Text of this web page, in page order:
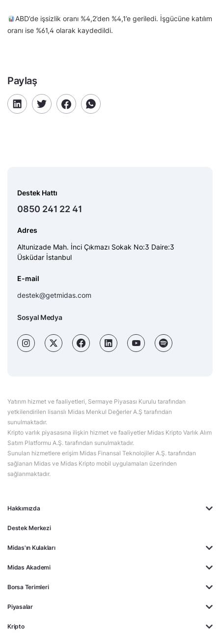
ABD’de işsizlik oranı %4,2’den %4,1’e geriledi. İşgücüne katılım
oranı ise %61,4 olarak kaydedildi.
Paylaş
Hakkımızda
Destek Merkezi
Midas'ın Kulakları
Midas Akademi
Borsa Terimleri
Piyasalar
Kripto
Destek Hattı
0850 241 22 41
Adres
Altunizade Mah. İnci Çıkmazı Sokak No:3 Daire:3
Üsküdar İstanbul
E-mail
destek@getmidas.com
Sosyal Medya
Yatırım hizmet ve faaliyetleri, Sermaye Piyasası Kurulu tarafından
yetkilendirilen lisanslı Midas Menkul Değerler A.Ş tarafından
sunulmaktadır.
Kripto varlık piyasasına ilişkin hizmet ve faaliyetler Midas Kripto Varlık Alım
Satım Platformu A.Ş. tarafından sunulmaktadır.
Sunulan hizmetlere erişim Midas Finansal Teknolojiler A.Ş. tarafından
sağlanan Midas ve Midas Kripto mobil uygulamaları üzerinden
sağlanmaktadır.